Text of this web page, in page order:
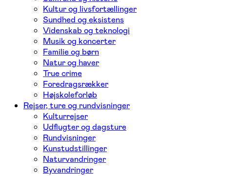
Kultur og livsfortællinger
Sundhed og eksistens
Videnskab og teknologi
Musik og koncerter
Familie og børn
Natur og haver
True crime
Foredragsrækker
Højskoleforløb
Rejser, ture og rundvisninger
Kulturrejser
Udflugter og dagsture
Rundvisninger
Kunstudstillinger
Naturvandringer
Byvandringer